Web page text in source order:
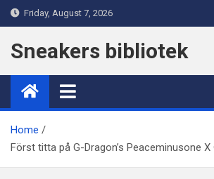
Skip
to
content
Friday, August 7, 2026
Sneakers bibliotek
Home
Först titta på G-Dragon’s Peaceminusone